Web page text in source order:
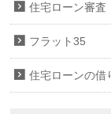
住宅ローン審査
フラット35
住宅ローンの借